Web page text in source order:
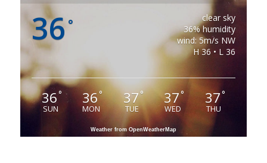
36 °
clear sky
36% humidity
wind: 5m/s NW
H 36 • L 36
36°
SUN
36°
MON
37°
TUE
37°
WED
37°
THU
Weather from OpenWeatherMap